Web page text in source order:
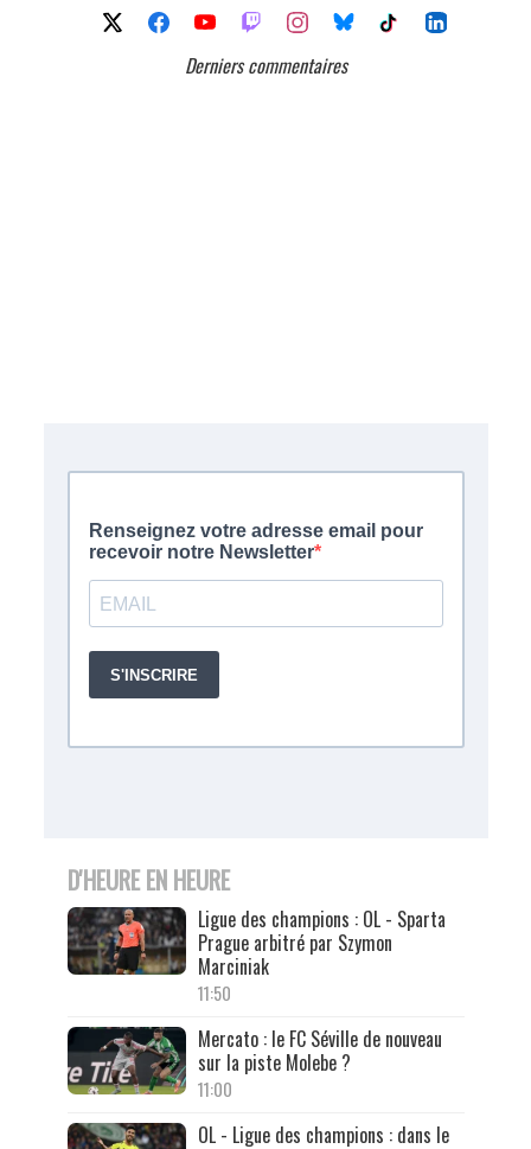
Derniers commentaires
D'HEURE EN HEURE
Ligue des champions : OL - Sparta
Prague arbitré par Szymon
Marciniak
11:50
Mercato : le FC Séville de nouveau
sur la piste Molebe ?
11:00
OL - Ligue des champions : dans le